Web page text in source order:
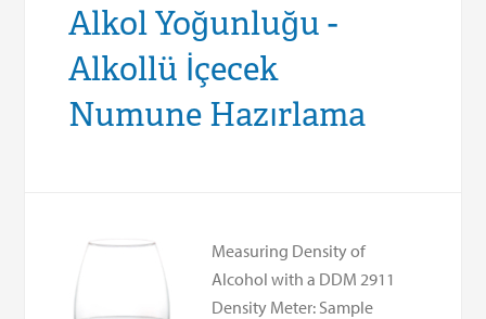
Alkol Yoğunluğu -
Alkollü İçecek
Numune Hazırlama
Measuring Density of
Alcohol with a DDM 2911
Density Meter: Sample